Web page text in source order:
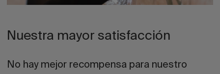
Nuestra mayor satisfacción
No hay mejor recompensa para nuestro